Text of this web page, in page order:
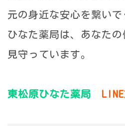
元の身近な安心を繋い
ひなた薬局は、あなた
見守っています。
東松原ひなた薬局